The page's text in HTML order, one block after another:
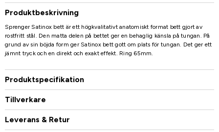
Produktbeskrivning
Sprenger Satinox bett är ett högkvalitativt anatomiskt format bett gjort av
rostfritt stål. Den matta delen på bettet ger en behaglig känsla på tungan. På
grund av sin böjda form ger Satinox bett gott om plats för tungan. Det ger ett
jämnt tryck och en direkt och exakt effekt. Ring 65mm.
Produktspecifikation
Tillverkare
Leverans & Retur